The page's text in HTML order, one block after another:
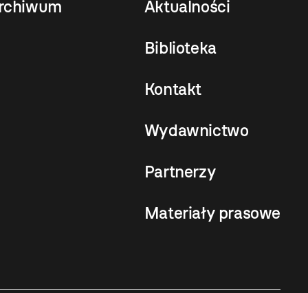
Aktualności
Biblioteka
Kontakt
Wydawnictwo
Partnerzy
Materiały prasowe